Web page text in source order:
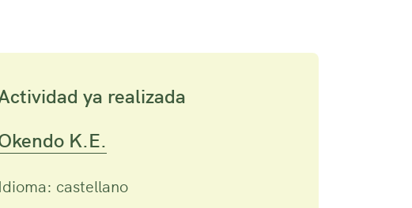
ya realizada
K.E.
Idioma: castellano